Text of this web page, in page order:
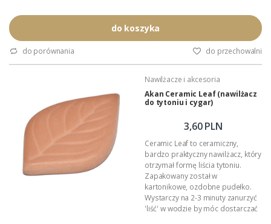
aromatów. Podczas pracy
pochłania i oddaje do otoczenia
całkowicie hermetycznym
tolerancją 1%.
Wielkość: 133mm x 88mm x 7mm.
Zadana...
do koszyka
do porównania do przechowalni
Nawilżacze i akcesoria
Akan Ceramic Leaf (nawilżacz
do tytoniu i cygar)
3,60 PLN
Ceramic Leaf to ceramiczny,
bardzo praktyczny nawilżacz, który
otrzymał formę liścia tytoniu.
Zapakowany został w
kartonikowe, ozdobne pudełko.
Wystarczy na 2-3 minuty zanurzyć
'liść' w wodzie by móc dostarczać